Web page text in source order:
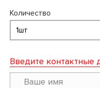
Количество
Введите контактные